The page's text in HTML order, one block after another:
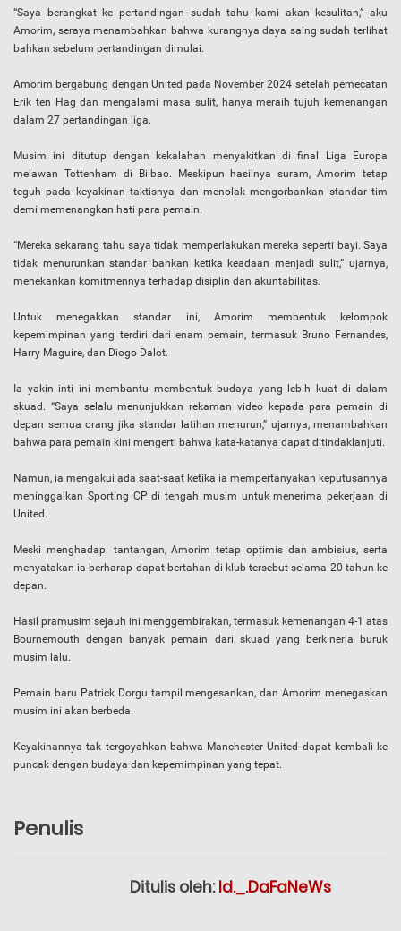
“Saya berangkat ke pertandingan sudah tahu kami akan kesulitan,” aku
Amorim, seraya menambahkan bahwa kurangnya daya saing sudah terlihat
bahkan sebelum pertandingan dimulai.
Amorim bergabung dengan United pada November 2024 setelah pemecatan
Erik ten Hag dan mengalami masa sulit, hanya meraih tujuh kemenangan
dalam 27 pertandingan liga.
Musim ini ditutup dengan kekalahan menyakitkan di final Liga Europa
melawan Tottenham di Bilbao. Meskipun hasilnya suram, Amorim tetap
teguh pada keyakinan taktisnya dan menolak mengorbankan standar tim
demi memenangkan hati para pemain.
“Mereka sekarang tahu saya tidak memperlakukan mereka seperti bayi. Saya
tidak menurunkan standar bahkan ketika keadaan menjadi sulit,” ujarnya,
menekankan komitmennya terhadap disiplin dan akuntabilitas.
Untuk menegakkan standar ini, Amorim membentuk kelompok
kepemimpinan yang terdiri dari enam pemain, termasuk Bruno Fernandes,
Harry Maguire, dan Diogo Dalot.
Ia yakin inti ini membantu membentuk budaya yang lebih kuat di dalam
skuad. “Saya selalu menunjukkan rekaman video kepada para pemain di
depan semua orang jika standar latihan menurun,” ujarnya, menambahkan
bahwa para pemain kini mengerti bahwa kata-katanya dapat ditindaklanjuti.
Namun, ia mengakui ada saat-saat ketika ia mempertanyakan keputusannya
meninggalkan Sporting CP di tengah musim untuk menerima pekerjaan di
United.
Meski menghadapi tantangan, Amorim tetap optimis dan ambisius, serta
menyatakan ia berharap dapat bertahan di klub tersebut selama 20 tahun ke
depan.
Hasil pramusim sejauh ini menggembirakan, termasuk kemenangan 4-1 atas
Bournemouth dengan banyak pemain dari skuad yang berkinerja buruk
musim lalu.
Pemain baru Patrick Dorgu tampil mengesankan, dan Amorim menegaskan
musim ini akan berbeda.
Keyakinannya tak tergoyahkan bahwa Manchester United dapat kembali ke
puncak dengan budaya dan kepemimpinan yang tepat.
Penulis
Ditulis oleh:Id._.DaFaNeWs